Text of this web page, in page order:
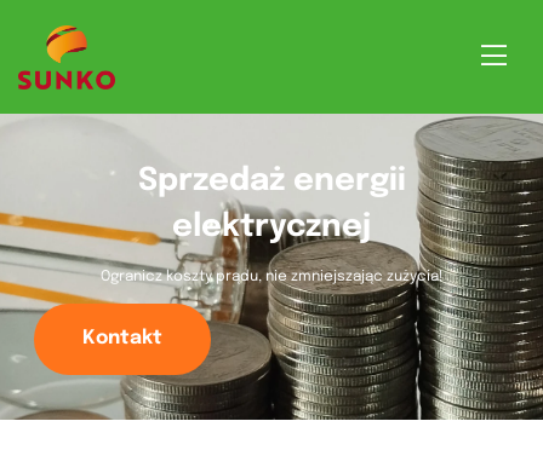
Sprzedaż energii
elektrycznej
Ogranicz koszty prądu, nie zmniejszając zużycia!
Kontakt